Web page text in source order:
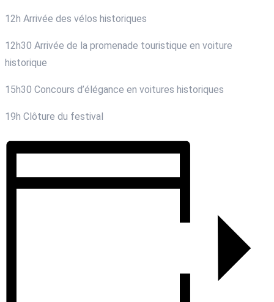
12h Arrivée des vélos historiques
12h30 Arrivée de la promenade touristique en voiture
historique
15h30 Concours d’élégance en voitures historiques
19h Clôture du festival